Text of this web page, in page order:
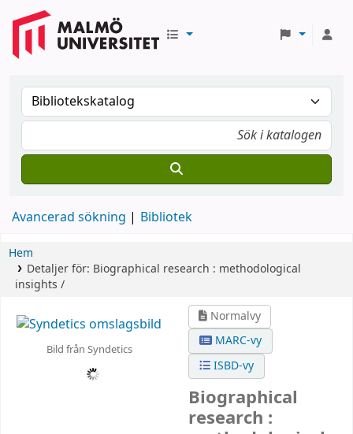
Avancerad sökning Bibliotek
Hem
Detaljer för: Biographical research : methodological
insights /
Bild från Syndetics
Normalvy
MARC-vy
ISBD-vy
Biographical
research :